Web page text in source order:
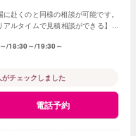
赴くのと同様の相談が可能です。
ルタイムで見積相談ができる】の
18:30～ 19:30～
チェックしました
電話予約